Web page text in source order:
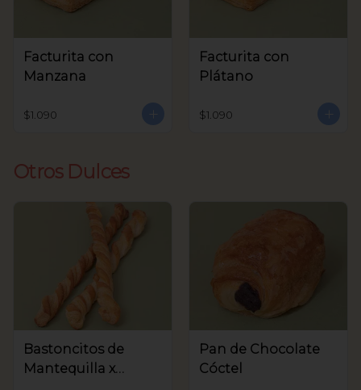
Facturita con
Manzana
$1.090
Facturita con
Plátano
$1.090
Otros Dulces
Bastoncitos de
Mantequilla x
Pan de Chocolate
Cóctel